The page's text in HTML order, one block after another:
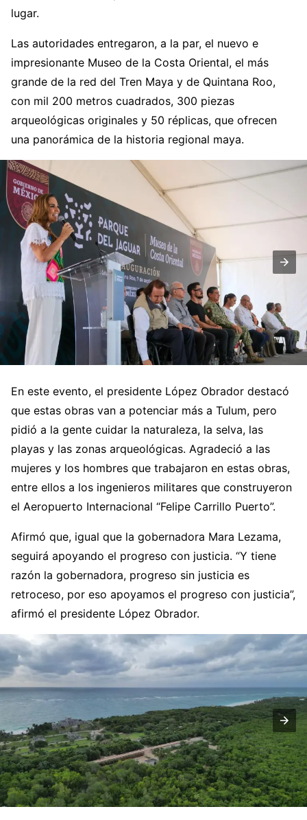
lugar.
Las autoridades entregaron, a la par, el nuevo e
impresionante Museo de la Costa Oriental, el más
grande de la red del Tren Maya y de Quintana Roo,
con mil 200 metros cuadrados, 300 piezas
arqueológicas originales y 50 réplicas, que ofrecen
una panorámica de la historia regional maya.
En este evento, el presidente López Obrador destacó
que estas obras van a potenciar más a Tulum, pero
pidió a la gente cuidar la naturaleza, la selva, las
playas y las zonas arqueológicas. Agradeció a las
mujeres y los hombres que trabajaron en estas obras,
entre ellos a los ingenieros militares que construyeron
el Aeropuerto Internacional “Felipe Carrillo Puerto”.
Afirmó que, igual que la gobernadora Mara Lezama,
seguirá apoyando el progreso con justicia. “Y tiene
razón la gobernadora, progreso sin justicia es
retroceso, por eso apoyamos el progreso con justicia”,
afirmó el presidente López Obrador.